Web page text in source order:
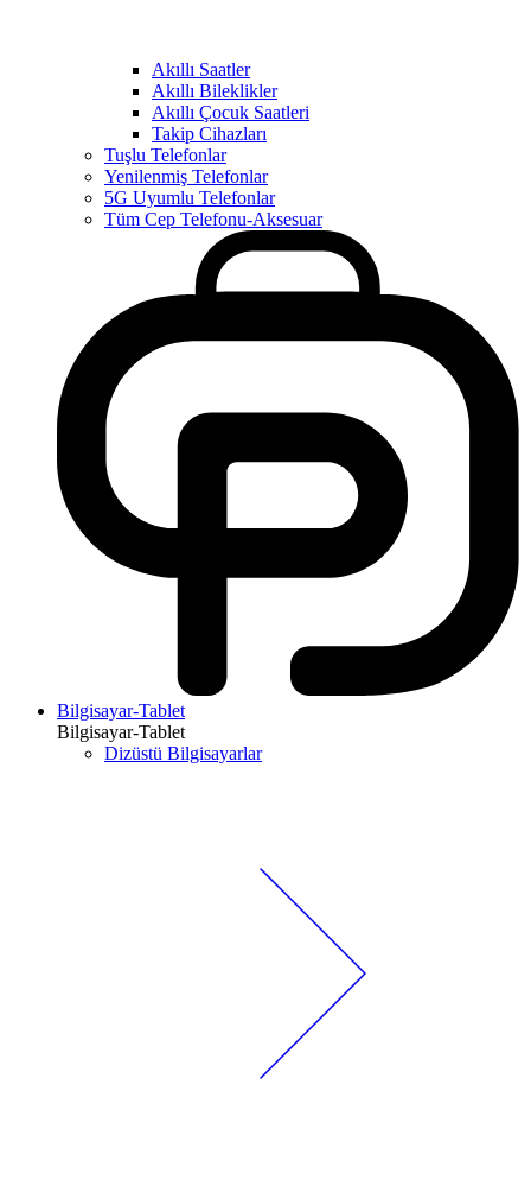
Akıllı Saatler
Akıllı Bileklikler
Akıllı Çocuk Saatleri
Takip Cihazları
Tuşlu Telefonlar
Yenilenmiş Telefonlar
5G Uyumlu Telefonlar
Tüm Cep Telefonu-Aksesuar
Bilgisayar-Tablet
Bilgisayar-Tablet
Dizüstü Bilgisayarlar